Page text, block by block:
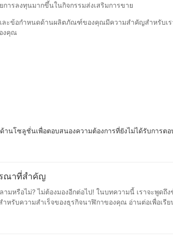
ารลงทุนมากขึ้นในกิจกรรมส่งเสริมการขาย
ะข้อกำหนดด้านผลิตภัณฑ์ของคุณมีความสำคัญสำหรับเ
งคุณ
นโซลูชั่นเพื่อตอบสนองความต้องการที่ยังไม่ได้รับการต
รณาที่สำคัญ
มหรือไม่? ไม่ต้องมองอีกต่อไป! ในบทความนี้ เราจะพู
ร็จของธุรกิจนาฬิกาของคุณ อ่านต่อเพื่อเรียนรู้เกี่ยวกับปัจจัยสำคั